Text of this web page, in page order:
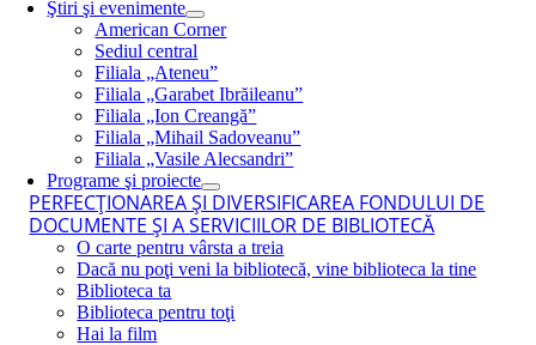
Ştiri şi evenimente
American Corner
Sediul central
Filiala „Ateneu”
Filiala „Garabet Ibrăileanu”
Filiala „Ion Creangă”
Filiala „Mihail Sadoveanu”
Filiala „Vasile Alecsandri”
Programe şi proiecte
PERFECŢIONAREA ŞI DIVERSIFICAREA FONDULUI DE
DOCUMENTE ŞI A SERVICIILOR DE BIBLIOTECĂ
O carte pentru vârsta a treia
Dacă nu poţi veni la bibliotecă, vine biblioteca la tine
Biblioteca ta
Biblioteca pentru toţi
Hai la film